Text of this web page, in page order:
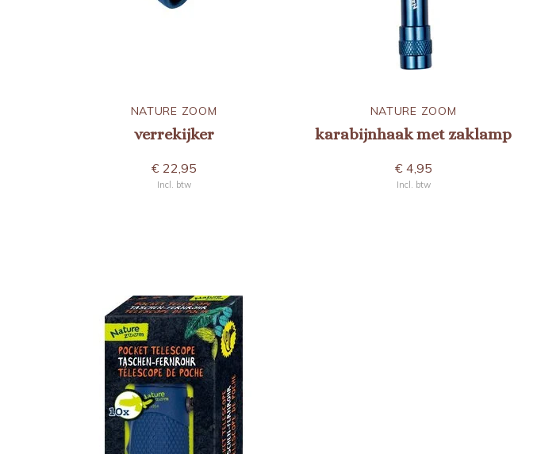
NATURE ZOOM
verrekijker
€ 22,95
Incl. btw
NATURE ZOOM
karabijnhaak met zaklamp
€ 4,95
Incl. btw